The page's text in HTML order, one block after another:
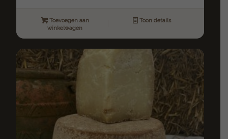
Toevoegen aan
winkelwagen
Toon details